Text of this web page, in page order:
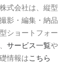
式会社は、縦型
影・編集・納品
ショートフォー
サービス一覧や
情報はこちら